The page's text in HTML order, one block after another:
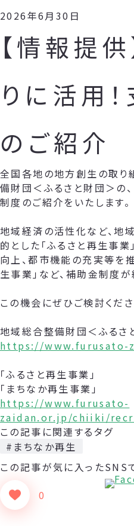
2026年6月30日
【情報提供
りに活用
のご紹介
全国各地の地方創生の取り
備財団＜ふるさと財団＞の
制度のご紹介をいたします。
地域経済の活性化など、地
的とした「ふるさと再生事業
向上、都市機能の充実等を
生事業」など、補助金制度が
この機会にぜひご検討くださ
地域総合整備財団＜ふるさ
https://www.furusato-
「ふるさと再生事業」
「まちなか再生事業」
https://www.furusato-
zaidan.or.jp/chiiki/
この記事に関連するタグ
#まちなか再生
この記事が気に入った
0
SNS